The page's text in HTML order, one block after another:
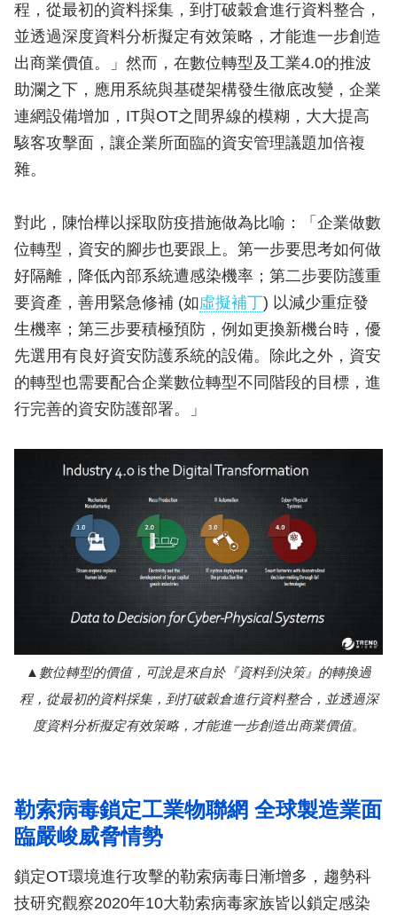
程，從最初的資料採集，到打破穀倉進行資料整合，
並透過深度資料分析擬定有效策略，才能進一步創造
出商業價值。」然而，在數位轉型及工業4.0的推波
助瀾之下，應用系統與基礎架構發生徹底改變，企業
連網設備增加，IT與OT之間界線的模糊，大大提高
駭客攻擊面，讓企業所面臨的資安管理議題加倍複
雜。
對此，陳怡樺以採取防疫措施做為比喻：「企業做數
位轉型，資安的腳步也要跟上。第一步要思考如何做
好隔離，降低內部系統遭感染機率；第二步要防護重
要資產，善用緊急修補 (如虛擬補丁) 以減少重症發
生機率；第三步要積極預防，例如更換新機台時，優
先選用有良好資安防護系統的設備。除此之外，資安
的轉型也需要配合企業數位轉型不同階段的目標，進
行完善的資安防護部署。」
數位轉型的價值，可說是來自於『資料到決策』的轉換過
程，從最初的資料採集，到打破穀倉進行資料整合，並透過深
度資料分析擬定有效策略，才能進一步創造出商業價值。
勒索病毒鎖定工業物聯網 全球製造業面
臨嚴峻威脅情勢
鎖定OT環境進行攻擊的勒索病毒日漸增多，趨勢科
技研究觀察2020年10大勒索病毒家族皆以鎖定感染